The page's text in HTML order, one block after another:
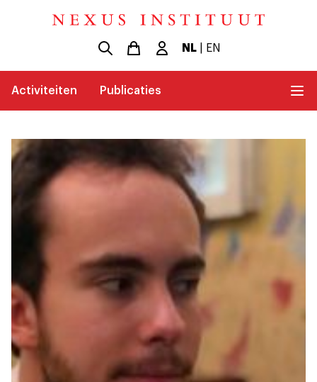
NL| EN
Activiteiten Publicaties